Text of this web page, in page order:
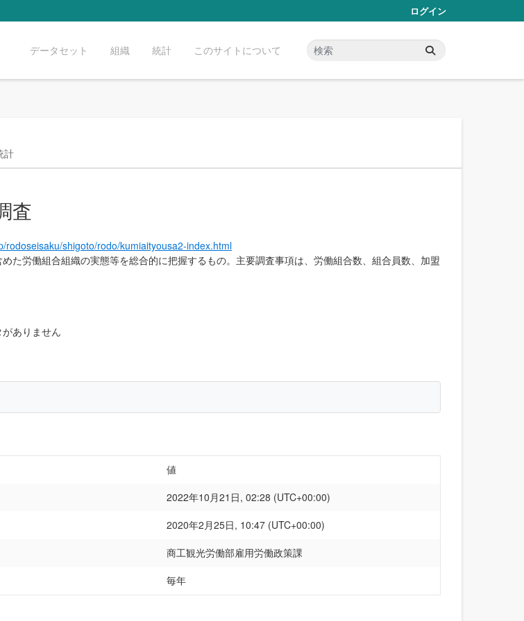
ログイン
データセット 組織 統計 このサイトについて
計
査
rodoseisaku/shigoto/rodo/kumiaityousa2-index.html
た労働組合組織の実態等を総合的に把握するもの。主要調査事項は、労働組合数、組合員数、加盟
ありません
値
2022年10月21日, 02:28 (UTC+00:00)
2020年2月25日, 10:47 (UTC+00:00)
商工観光労働部雇用労働政策課
毎年